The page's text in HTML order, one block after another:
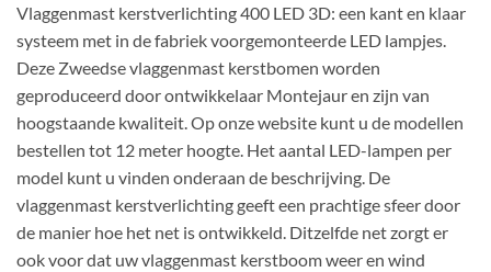
Vlaggenmast kerstverlichting 400 LED 3D: een kant en klaar
systeem met in de fabriek voorgemonteerde LED lampjes.
Deze Zweedse vlaggenmast kerstbomen worden
geproduceerd door ontwikkelaar Montejaur en zijn van
hoogstaande kwaliteit. Op onze website kunt u de modellen
bestellen tot 12 meter hoogte. Het aantal LED-lampen per
model kunt u vinden onderaan de beschrijving. De
vlaggenmast kerstverlichting geeft een prachtige sfeer door
de manier hoe het net is ontwikkeld. Ditzelfde net zorgt er
ook voor dat uw vlaggenmast kerstboom weer en wind